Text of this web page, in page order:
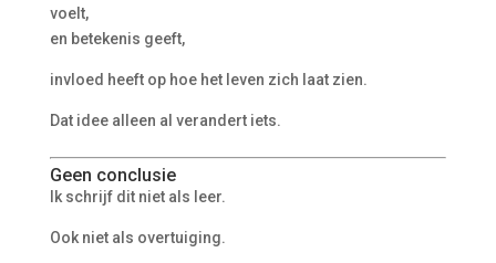
voelt,
en betekenis geeft,
invloed heeft op hoe het leven zich laat zien.
Dat idee alleen al verandert iets.
Geen conclusie
Ik schrijf dit niet als leer.
Ook niet als overtuiging.